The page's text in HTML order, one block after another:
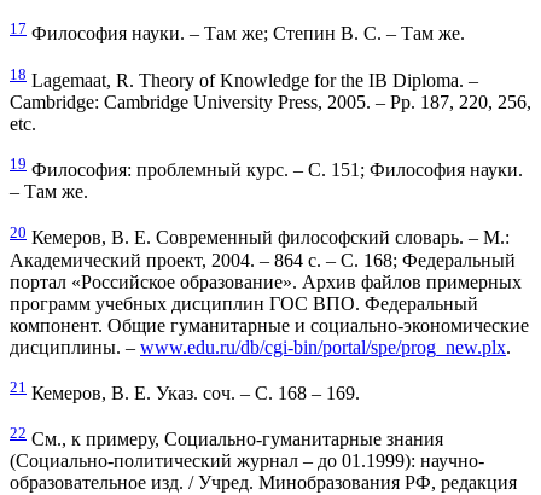
17 Философия науки. – Там же; Степин B. С. – Там же.
18 Lagemaat, R. Theory of Knowledge for the IB Diploma. –
Cambridge: Cambridge University Press, 2005. – Pp. 187, 220, 256,
etc.
19 Философия: проблемный курс. – С. 151; Философия науки.
– Там же.
20 Кемеров, В. Е. Современный философский словарь. – М.:
Академический проект, 2004. – 864 с. – С. 168; Федеральный
портал «Российское образование». Архив файлов примерных
программ учебных дисциплин ГОС ВПО. Федеральный
компонент. Общие гуманитарные и социально-экономические
дисциплины. – www.edu.ru/db/cgi-bin/portal/spe/prog_new.plx.
21 Кемеров, В. Е. Указ. соч. – С. 168 – 169.
22 См., к примеру, Социально-гуманитарные знания
(Социально-политический журнал – до 01.1999): научно-
образовательное изд. / Учред. Минобразования РФ, редакция